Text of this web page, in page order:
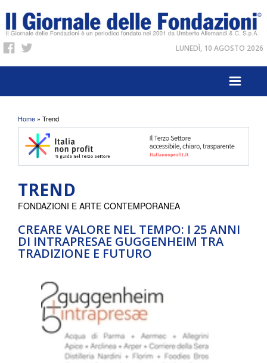
LUNEDÌ, 10 AGOSTO 2026
Tu sei qui
Home » Trend
TREND
CREARE VALORE NEL TEMPO: I 25 ANNI
DI INTRAPRESAE GUGGENHEIM TRA
TRADIZIONE E FUTURO
FONDAZIONI E ARTE CONTEMPORANEA